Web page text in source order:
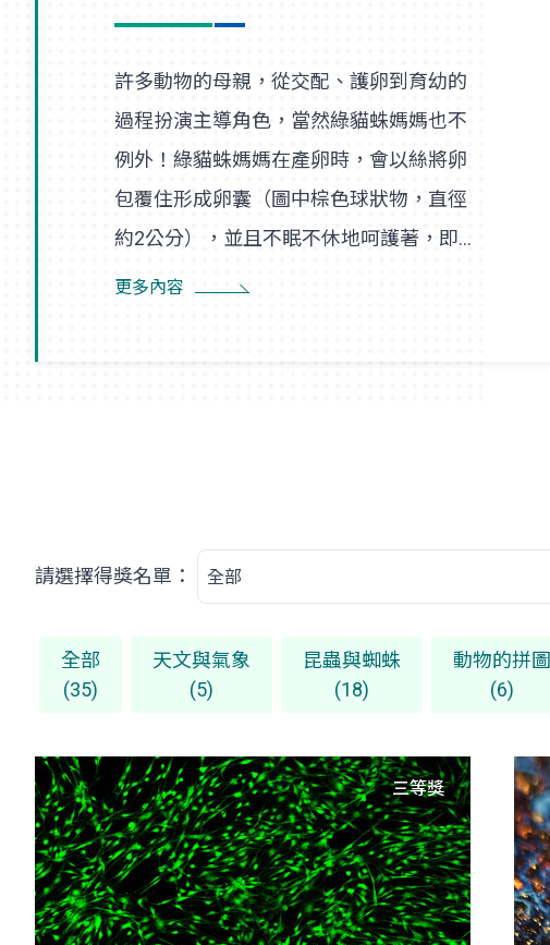
許多動物的母親，從交配、護卵到育幼的
過程扮演主導角色，當然綠貓蛛媽媽也不
例外！綠貓蛛媽媽在產卵時，會以絲將卵
包覆住形成卵囊（圖中棕色球狀物，直徑
約2公分），並且不眠不休地呵護著，即使
尋找食物也是在一定範圍內，隨時防患並
更多內容
請選擇得獎名單：
全部
(35)
天文與氣象
(5)
昆蟲與蜘蛛
(18)
動物的拼圖
(6)
三等獎